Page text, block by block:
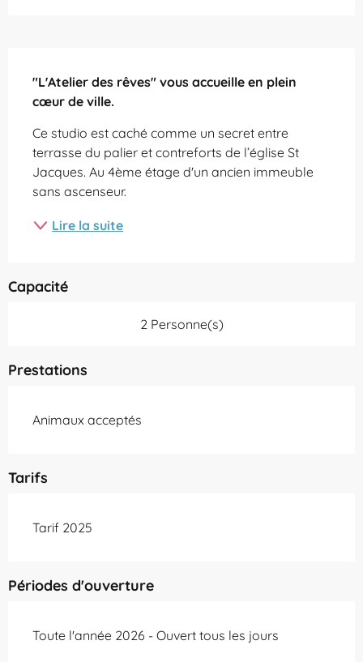
"L'Atelier des rêves" vous accueille en plein
cœur de ville.
Ce studio est caché comme un secret entre
terrasse du palier et contreforts de l’église St
Jacques. Au 4ème étage d'un ancien immeuble
sans ascenseur.
Lire la suite
Capacité
2 Personne(s)
Prestations
Animaux acceptés
Tarifs
Tarif 2025
Périodes d'ouverture
Toute l'année 2026 - Ouvert tous les jours